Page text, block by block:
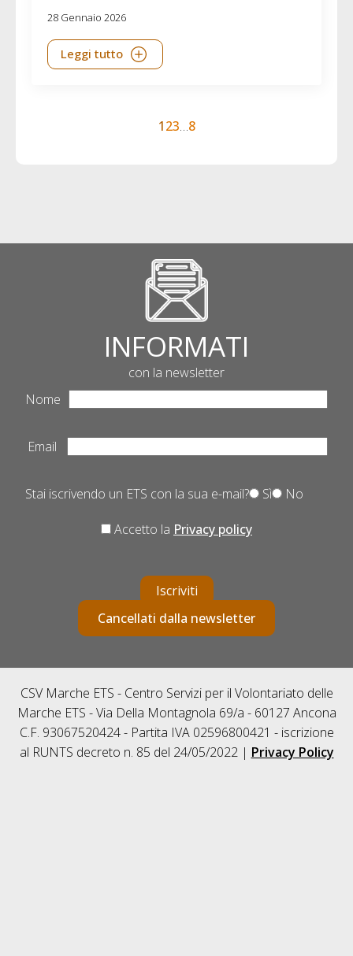
28 Gennaio 2026
Leggi tutto
123…8
INFORMATI
con la newsletter
Nome
Email
Stai iscrivendo un ETS con la sua e-mail? Sì No
Accetto la Privacy policy
Iscriviti
Cancellati dalla newsletter
CSV Marche ETS - Centro Servizi per il Volontariato delle
Marche ETS - Via Della Montagnola 69/a - 60127 Ancona
C.F. 93067520424 - Partita IVA 02596800421 - iscrizione
al RUNTS decreto n. 85 del 24/05/2022 | Privacy Policy